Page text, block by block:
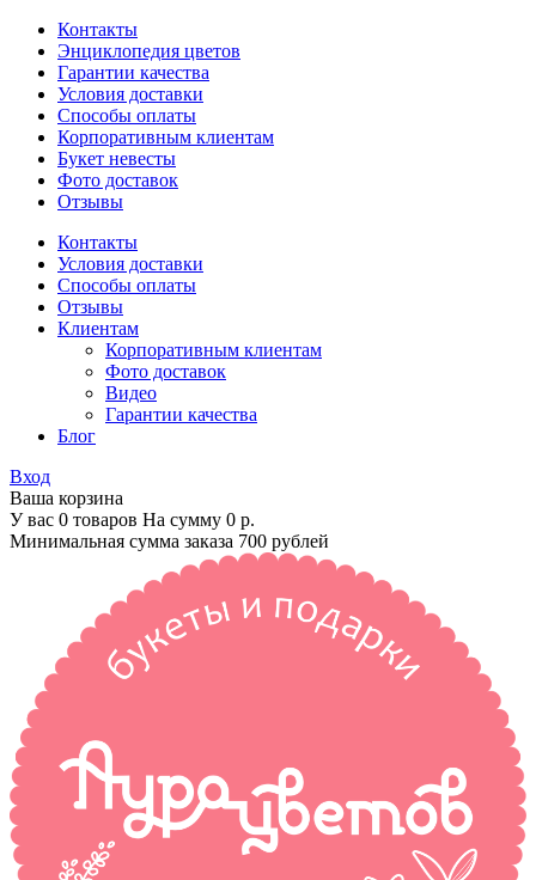
Контакты
Энциклопедия цветов
Гарантии качества
Условия доставки
Способы оплаты
Корпоративным клиентам
Букет невесты
Фото доставок
Отзывы
Контакты
Условия доставки
Способы оплаты
Отзывы
Клиентам
Корпоративным клиентам
Фото доставок
Видео
Гарантии качества
Блог
Вход
Ваша корзина
У вас 0 товаров На сумму 0 р.
Минимальная сумма заказа 700 рублей